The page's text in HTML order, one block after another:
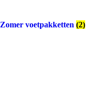
Zomer voetpakketten (2)